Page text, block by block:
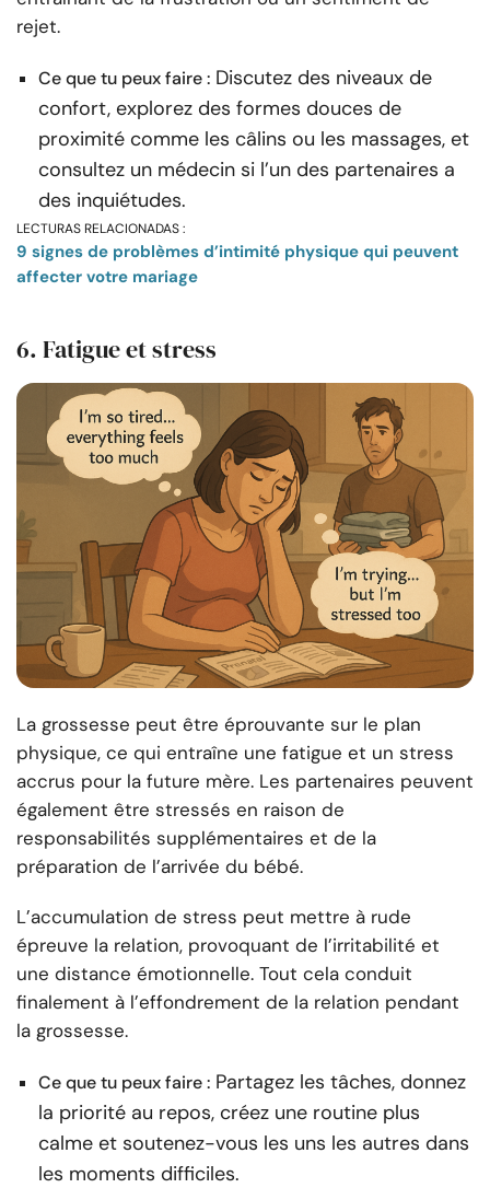
rejet.
Ce que tu peux faire : Discutez des niveaux de
confort, explorez des formes douces de
proximité comme les câlins ou les massages, et
consultez un médecin si l’un des partenaires a
des inquiétudes.
LECTURAS RELACIONADAS :
9 signes de problèmes d’intimité physique qui peuvent
affecter votre mariage
6. Fatigue et stress
La grossesse peut être éprouvante sur le plan
physique, ce qui entraîne une fatigue et un stress
accrus pour la future mère. Les partenaires peuvent
également être stressés en raison de
responsabilités supplémentaires et de la
préparation de l’arrivée du bébé.
L’accumulation de stress peut mettre à rude
épreuve la relation, provoquant de l’irritabilité et
une distance émotionnelle. Tout cela conduit
finalement à l’effondrement de la relation pendant
la grossesse.
Ce que tu peux faire : Partagez les tâches, donnez
la priorité au repos, créez une routine plus
calme et soutenez-vous les uns les autres dans
les moments difficiles.